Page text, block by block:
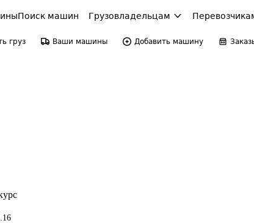
Поиск машин Грузовладельцам
груз Ваши машины Добавить машину